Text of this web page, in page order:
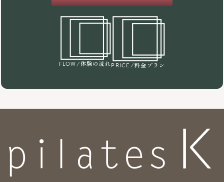
FLOW /体験の流れPRICE /料金プラン